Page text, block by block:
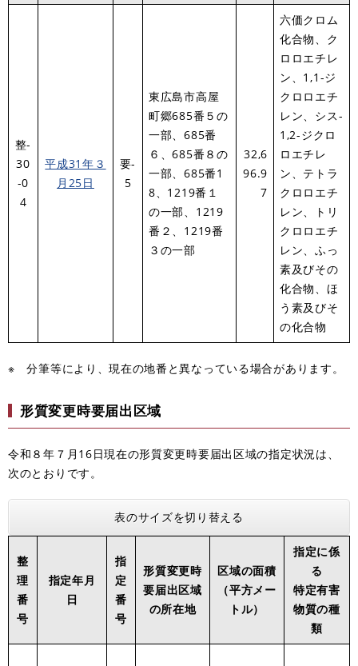
整-
30
-0
4
平成31年３
月25日
要-
5
東広島市高屋
町郷685番５の
一部、685番
６、685番８の
一部、685番1
8、1219番１
の一部、1219
番２、1219番
３の一部
32,6
96.9
7
六価クロム
化合物、ク
ロロエチレ
ン、1,1-ジ
クロロエチ
レン、シス-
1,2-ジクロ
ロエチレ
ン、テトラ
クロロエチ
レン、トリ
クロロエチ
レン、ふっ
素及びその
化合物、ほ
う素及びそ
の化合物
※ 分筆等により、現在の地番と異なっている場合があります。
形質変更時要届出区域
令和８年７月16日現在の形質変更時要届出区域の指定状況は、
次のとおりです。
表のサイズを切り替える
整
理
番
号
指定年月
日
指
定
番
号
形質変更時
要届出区域
の所在地
区域の面積
（平方メー
トル）
指定に係
る
特定有害
物質の種
類